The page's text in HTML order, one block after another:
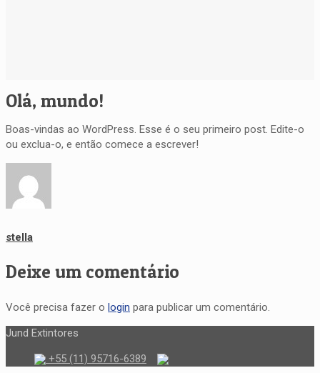
Olá, mundo!
Boas-vindas ao WordPress. Esse é o seu primeiro post. Edite-o
ou exclua-o, e então comece a escrever!
stella
Deixe um comentário
Você precisa fazer o login para publicar um comentário.
Jund Extintores
+55 (11) 95716-6389